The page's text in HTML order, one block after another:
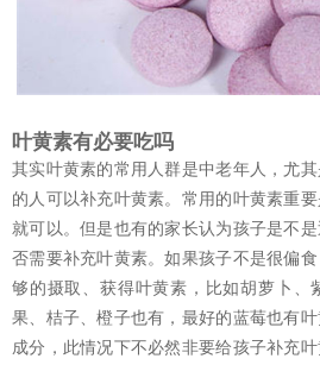
叶黄素有必要吃吗
其实叶黄素的常用人群是中老年人，尤
的人可以补充叶黄素。常用的叶黄素重
就可以。但是也有的家长认为孩子是不
否需要补充叶黄素。如果孩子不是很偏
够的摄取、获得叶黄素，比如胡萝卜、
果、桔子、橙子也有，最好的蓝莓也有
成分，此情况下不必然非要给孩子补充